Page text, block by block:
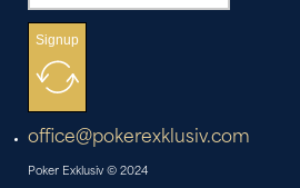
Signup
office@pokerexklusiv.com
Poker Exklusiv © 2024